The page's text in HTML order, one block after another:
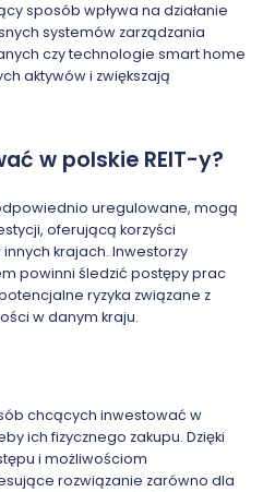
sposób wpływa na działanie
systemów zarządzania
czy technologie smart home
aktywów i zwiększają
w polskie REIT-y?
uregulowane, mogą
oferującą korzyści
krajach. Inwestorzy
powinni śledzić postępy prac
ryzyka związane z
w danym kraju.
chcących inwestować w
ich fizycznego zakupu. Dzięki
i możliwościom
rozwiązanie zarówno dla